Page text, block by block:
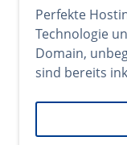
Perfekte
Technologie
Domain,
sind bereits